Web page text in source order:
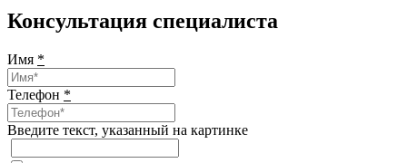
Консультация специалиста
Имя *
Телефон *
Введите текcт, указанный на картинке